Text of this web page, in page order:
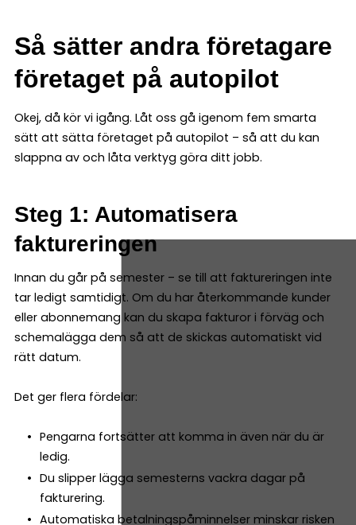
Så sätter andra företagare
företaget på autopilot
Okej, då kör vi igång. Låt oss gå igenom fem smarta
sätt att sätta företaget på autopilot – så att du kan
slappna av och låta verktyg göra ditt jobb.
Steg 1: Automatisera
faktureringen
Innan du går på semester – se till att faktureringen inte
tar ledigt samtidigt. Om du har återkommande kunder
eller abonnemang kan du skapa fakturor i förväg och
schemalägga dem så att de skickas automatiskt vid
rätt datum.
Det ger flera fördelar:
Pengarna fortsätter att komma in även när du är
ledig.
Du slipper lägga semesterns vackra dagar på
fakturering.
Automatiska betalningspåminnelser minskar risken